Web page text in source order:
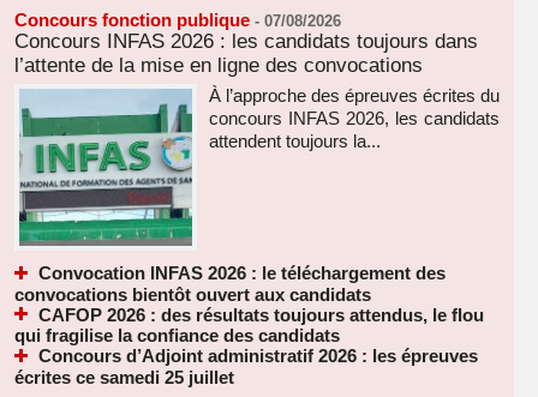
Concours fonction publique - 07/08/2026
Concours INFAS 2026 : les candidats toujours dans
l’attente de la mise en ligne des convocations
À l’approche des épreuves écrites du
concours INFAS 2026, les candidats
attendent toujours la...
Convocation INFAS 2026 : le téléchargement des
convocations bientôt ouvert aux candidats
CAFOP 2026 : des résultats toujours attendus, le flou
qui fragilise la confiance des candidats
Concours d’Adjoint administratif 2026 : les épreuves
écrites ce samedi 25 juillet